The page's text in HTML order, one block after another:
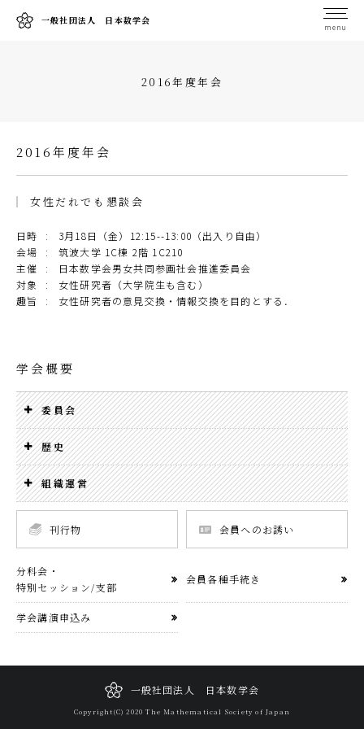
一般社団法人 日本数学会
menu
2016年度年会
2016年度年会
女性だれでも懇談会
日時
3月18日（金）12:15--13:00（出入り自由）
会場
筑波大学 1C棟 2階 1C210
主催
日本数学会男女共同参画社会推進委員会
対象
女性研究者（大学院生も含む）
趣旨
女性研究者の意見交換・情報交換を目的とする．
学会概要
委員会
歴史
組織運営
刊行物 会員へのお誘い
分科会・
特別セッション/支部
会員各種手続き
学会講演申込み
一般社団法人 日本数学会
Copyright(C) 2020 The Mathematical Society of Japan